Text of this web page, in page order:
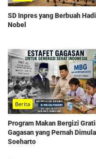
SD Inpres yang Berbuah
Nobel
Berita
Program Makan Bergizi
Gagasan yang Pernah
Soeharto